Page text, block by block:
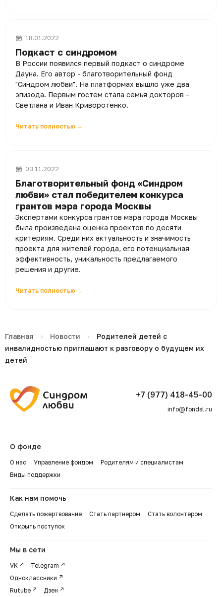
18.01.2022
Подкаст с синдромом
В России появился первый подкаст о синдроме
Дауна. Его автор - благотворительный фонд
"Синдром любви". На платформах вышло уже два
эпизода. Первым гостем стала семья докторов –
Светлана и Иван Криворотенко.
Читать полностью →
03.11.2022
Благотворительный фонд «Синдром
любви» стал победителем конкурса
грантов мэра города Москвы
Экспертами конкурса грантов мэра города Москвы
была произведена оценка проектов по десяти
критериям. Среди них актуальность и значимость
проекта для жителей города, его потенциальная
эффективность, уникальность предлагаемого
решения и другие.
Читать полностью →
Главная › Новости ›
Родителей детей с
инвалидностью приглашают к разговору о будущем их
детей
+7 (977) 418-45-00
info@fondsl.ru
О фонде
О нас Управление фондом
Родителям и специалистам
Виды поддержки
Как нам помочь
Сделать пожертвование Стать партнером
Стать волонтером
Открыть поступок
Мы в сети
VK
Telegram
Одноклассники
Rutube
Дзен